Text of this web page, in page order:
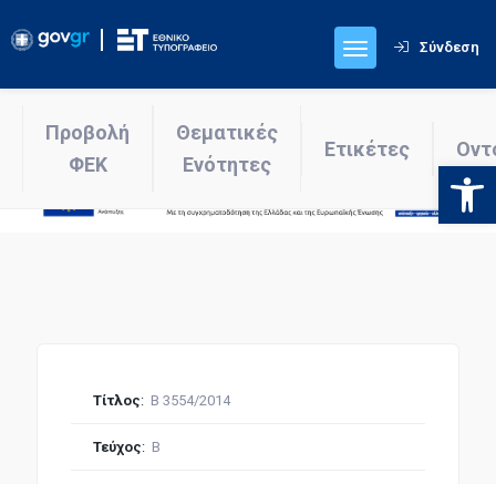
Σύνδεση
Προβολή
ΦΕΚ
Θεματικές
Ενότητες
Ετικέτες
Τίτλος: Β 3554/2014
Τεύχος: Β